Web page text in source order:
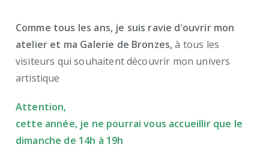
Comme tous les ans, je suis ravie d‘ouvrir mon
atelier et ma Galerie de Bronzes,à tous les
visiteurs qui souhaitent découvrir mon univers
artistique
Attention,
cette année, je ne pourrai vous accueillir que le
dimanche de 14h à 19h